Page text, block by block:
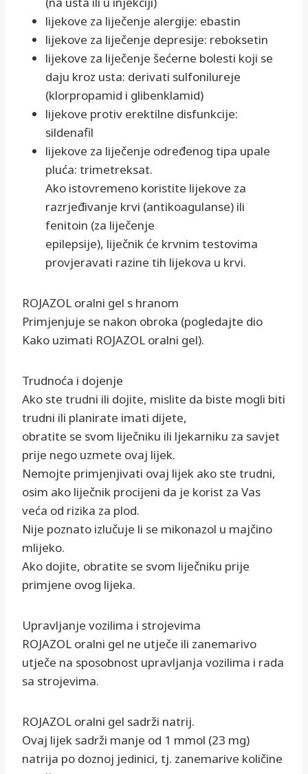
lijekove za liječenje alergije: ebastin
lijekove za liječenje depresije: reboksetin
lijekove za liječenje šećerne bolesti koji se
daju kroz usta: derivati sulfonilureje
(klorpropamid i glibenklamid)
lijekove protiv erektilne disfunkcije:
sildenafil
lijekove za liječenje određenog tipa upale
pluća: trimetreksat.
Ako istovremeno koristite lijekove za
razrjeđivanje krvi (antikoagulanse) ili
fenitoin (za liječenje
epilepsije), liječnik će krvnim testovima
provjeravati razine tih lijekova u krvi.
ROJAZOL oralni gel s hranom
Primjenjuje se nakon obroka (pogledajte dio
Kako uzimati ROJAZOL oralni gel).
Trudnoća i dojenje
Ako ste trudni ili dojite, mislite da biste mogli biti
trudni ili planirate imati dijete,
obratite se svom liječniku ili ljekarniku za savjet
prije nego uzmete ovaj lijek.
Nemojte primjenjivati ovaj lijek ako ste trudni,
osim ako liječnik procijeni da je korist za Vas
veća od rizika za plod.
Nije poznato izlučuje li se mikonazol u majčino
mlijeko.
Ako dojite, obratite se svom liječniku prije
primjene ovog lijeka.
Upravljanje vozilima i strojevima
ROJAZOL oralni gel ne utječe ili zanemarivo
utječe na sposobnost upravljanja vozilima i rada
sa strojevima.
ROJAZOL oralni gel sadrži natrij.
Ovaj lijek sadrži manje od 1 mmol (23 mg)
natrija po doznoj jedinici, tj. zanemarive količine